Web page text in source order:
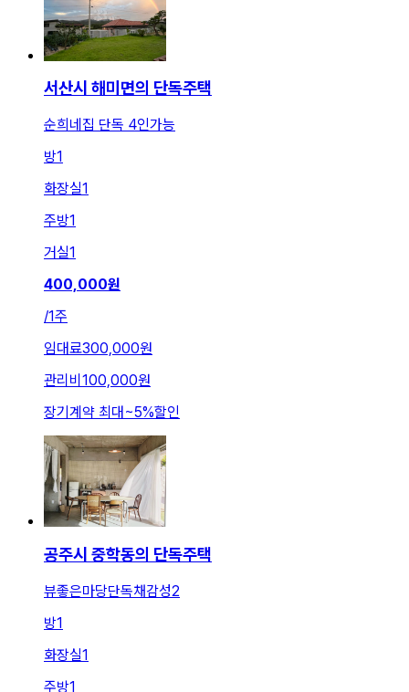
서산시 해미면의 단독주택
순희네집 단독 4인가능
방1
화장실1
주방1
거실1
400,000원
/1주
임대료300,000원
관리비 100,000원
장기계약 최대~5%할인
공주시 중학동의 단독주택
뷰좋은마당단독채감성2
방1
화장실1
주방1